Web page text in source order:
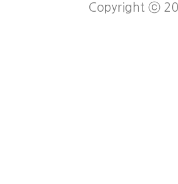
Copyright ⓒ